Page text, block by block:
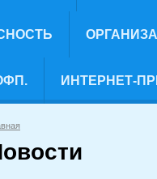
ИНТЕРНЕТ-